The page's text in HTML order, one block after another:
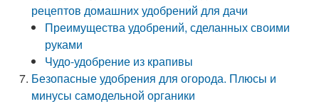
рецептов домашних удобрений для дачи
Преимущества удобрений, сделанных своими
руками
Чудо-удобрение из крапивы
Безопасные удобрения для огорода. Плюсы и
минусы самодельной органики